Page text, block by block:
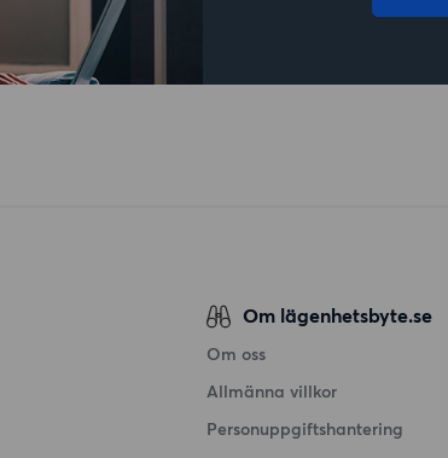
Om lägenhetsbyte.se
Om oss
Allmänna villkor
Personuppgiftshantering